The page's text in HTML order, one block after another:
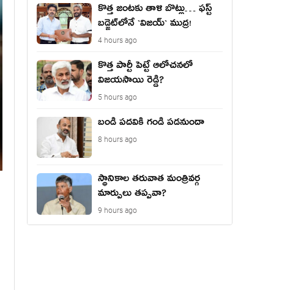
కొత్త జంట‌కు తాళి బొట్లు… ఫ‌స్ట్
బ‌డ్జెట్‌లోనే `విజ‌య్` ముద్ర‌!
4 hours ago
కొత్త పార్టీ పెట్టే ఆలోచనలో
విజయసాయి రెడ్డి?
5 hours ago
బండి పదవికి గండి పడనుందా
8 hours ago
స్థానికాల తరువాత మంత్రివర్గ
మార్పులు తప్పవా?
9 hours ago